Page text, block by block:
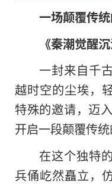
一场颠覆传
《秦潮觉醒
一封来自千
越时空的尘埃，
特殊的邀请，迈
开启一段颠覆传统
在这个独特
兵俑屹然矗立，